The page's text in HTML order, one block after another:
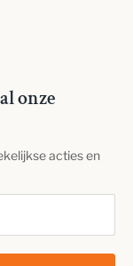
onze
acties en